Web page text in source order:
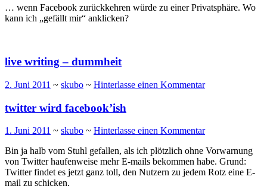
… wenn Facebook zurückkehren würde zu einer Privatsphäre. Wo
kann ich „gefällt mir“ anklicken?
live writing – dummheit
2. Juni 2011 ~ skubo ~ Hinterlasse einen Kommentar
twitter wird facebook’ish
1. Juni 2011 ~ skubo ~ Hinterlasse einen Kommentar
Bin ja halb vom Stuhl gefallen, als ich plötzlich ohne Vorwarnung
von Twitter haufenweise mehr E-mails bekommen habe. Grund:
Twitter findet es jetzt ganz toll, den Nutzern zu jedem Rotz eine E-
mail zu schicken.